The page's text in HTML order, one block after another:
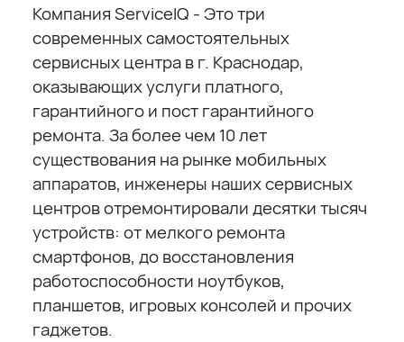
Компания ServiceIQ - Это три
современных самостоятельных
сервисных центра в г. Краснодар,
оказывающих услуги платного,
гарантийного и пост гарантийного
ремонта. За более чем 10 лет
существования на рынке мобильных
аппаратов, инженеры наших сервисных
центров отремонтировали десятки тысяч
устройств: от мелкого ремонта
смартфонов, до восстановления
работоспособности ноутбуков,
планшетов, игровых консолей и прочих
гаджетов.